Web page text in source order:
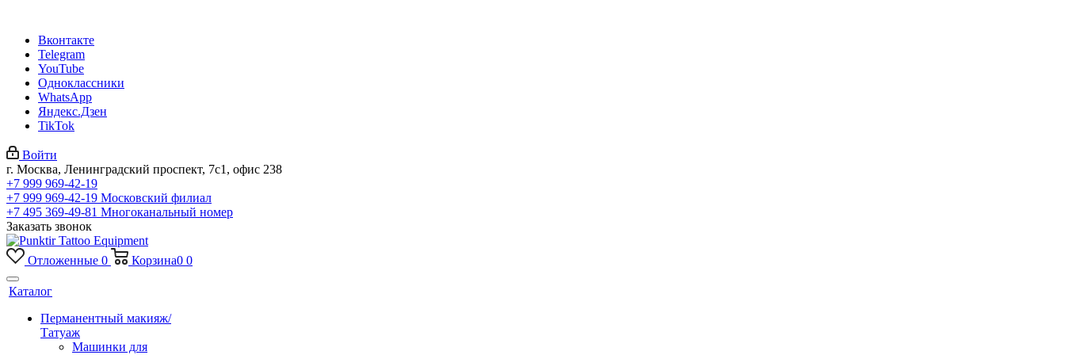
Вконтакте
Telegram
YouTube
Одноклассники
WhatsApp
Яндекс.Дзен
TikTok
Войти
г. Москва, Ленинградский проспект, 7с1, офис 238
+7 999 969-42-19
+7 999 969-42-19 Московский филиал
+7 495 369-49-81 Многоканальный номер
Заказать звонок
Отложенные 0 Корзина0 0
Каталог
Перманентный макияж/
Татуаж
Машинки для